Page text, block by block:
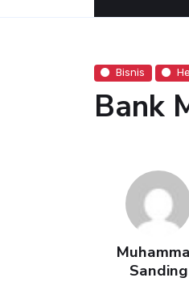
Bisnis
Bank
Sanding